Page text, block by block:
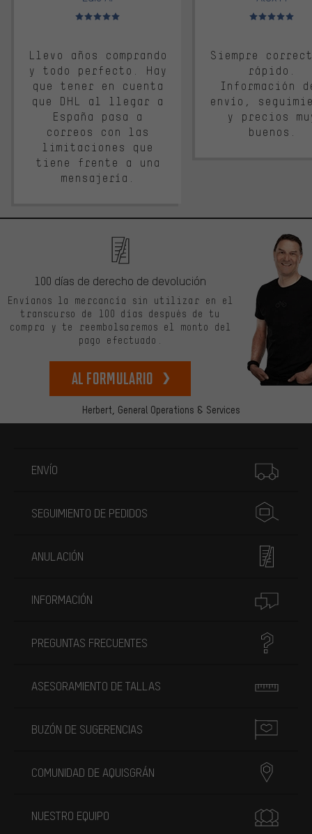
Valoración media: 5 de 5
Llevo años comprando
y todo perfecto. Hay
que tener en cuenta
que DHL al llegar a
España pasa a
correos con las
limitaciones que
tiene frente a una
mensajería.
Valoración
Siempre
rápido.
Información
envío,
y precios
buenos.
Herbert, General Operations & Services
100 días de derecho de devolución
Envíanos la mercancía sin utilizar en el
transcurso de 100 días después de tu
compra y te reembolsaremos el monto del
pago efectuado.
Al formulario
ENVÍO
SEGUIMIENTO DE PEDIDOS
ANULACIÓN
INFORMACIÓN
PREGUNTAS FRECUENTES
ASESORAMIENTO DE TALLAS
BUZÓN DE SUGERENCIAS
COMUNIDAD DE AQUISGRÁN
NUESTRO EQUIPO